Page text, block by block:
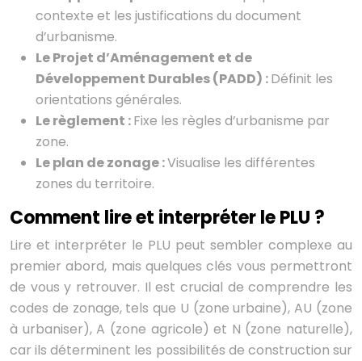
contexte et les justifications du document
d’urbanisme.
Le Projet d’Aménagement et de
Développement Durables (PADD) :Définit les
orientations générales.
Le règlement :Fixe les règles d’urbanisme par
zone.
Le plan de zonage :Visualise les différentes
zones du territoire.
Comment lire et interpréter le PLU ?
Lire et interpréter le PLU peut sembler complexe au
premier abord, mais quelques clés vous permettront
de vous y retrouver. Il est crucial de comprendre les
codes de zonage, tels que U (zone urbaine), AU (zone
à urbaniser), A (zone agricole) et N (zone naturelle),
car ils déterminent les possibilités de construction sur